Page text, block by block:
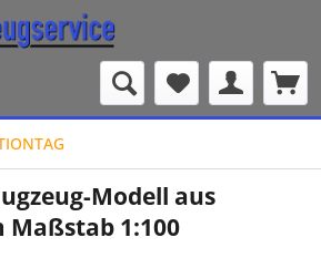
Modell aus
Maßstab 1:100